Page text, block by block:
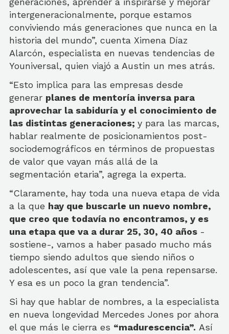
intergeneracionalmente, porque estamos
conviviendo más generaciones que nunca en la
historia del mundo”, cuenta Ximena Díaz
Alarcón, especialista en nuevas tendencias de
Youniversal, quien viajó a Austin un mes atrás.
“Esto implica para las empresas desde
generar planes de mentoría inversa para
aprovechar la sabiduría y el conocimiento de
las distintas generaciones; y para las marcas,
hablar realmente de posicionamientos post-
sociodemográficos en términos de propuestas
de valor que vayan más allá de la
segmentación etaria”, agrega la experta.
“Claramente, hay toda una nueva etapa de vida
a la que hay que buscarle un nuevo nombre,
que creo que todavía no encontramos, y es
una etapa que va a durar 25, 30, 40 años -
sostiene-, vamos a haber pasado mucho más
tiempo siendo adultos que siendo niños o
adolescentes, así que vale la pena repensarse.
Y esa es un poco la gran tendencia”.
Si hay que hablar de nombres, a la especialista
en nueva longevidad Mercedes Jones por ahora
el que más le cierra es “madurescencia”. Así